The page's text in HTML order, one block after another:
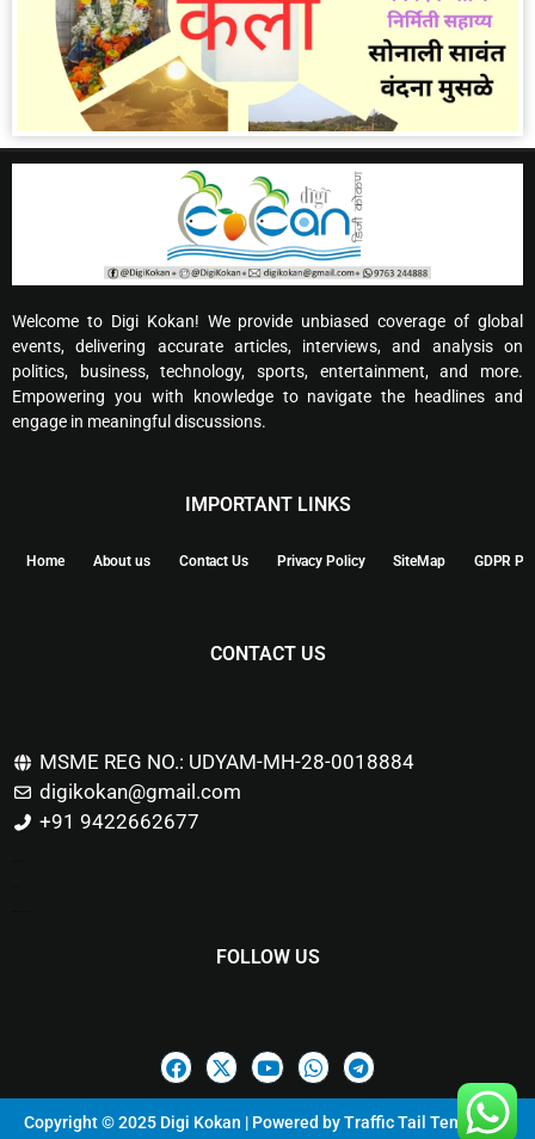
Welcome to Digi Kokan! We provide unbiased coverage of global
events, delivering accurate articles, interviews, and analysis on
politics, business, technology, sports, entertainment, and more.
Empowering you with knowledge to navigate the headlines and
engage in meaningful discussions.
IMPORTANT LINKS
Home About us Contact Us Privacy Policy SiteMap GDPR
CONTACT US
MSME REG NO.: UDYAM-MH-28-0018884
digikokan@gmail.com
+91 9422662677
FOLLOW US
Copyright © 2025 Digi Kokan | Powered byTraffic Tail Templates